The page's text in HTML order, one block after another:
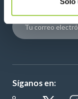
Síganos en: